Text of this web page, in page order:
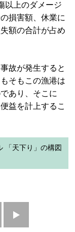
以上のダメージ
損害額、休業に
額の合計が占め
故が発生すると
そもこの漁港は
あり、そこに
益を計上するこ
「天下り」の構図